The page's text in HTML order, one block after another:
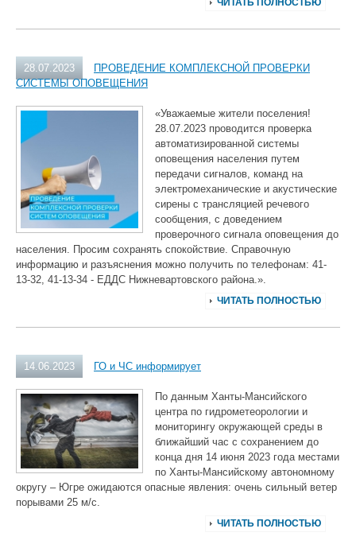
ЧИТАТЬ ПОЛНОСТЬЮ
28.07.2023
ПРОВЕДЕНИЕ КОМПЛЕКСНОЙ ПРОВЕРКИ
СИСТЕМЫ ОПОВЕЩЕНИЯ
«Уважаемые жители поселения!
28.07.2023 проводится проверка
автоматизированной системы
оповещения населения путем
передачи сигналов, команд на
электромеханические и акустические
сирены с трансляцией речевого
сообщения, с доведением
проверочного сигнала оповещения до
населения. Просим сохранять спокойствие. Справочную
информацию и разъяснения можно получить по телефонам: 41-
13-32, 41-13-34 - ЕДДС Нижневартовского района.».
ЧИТАТЬ ПОЛНОСТЬЮ
14.06.2023 ГО и ЧС информирует
По данным Ханты-Мансийского
центра по гидрометеорологии и
мониторингу окружающей среды в
ближайший час с сохранением до
конца дня 14 июня 2023 года местами
по Ханты-Мансийскому автономному
округу – Югре ожидаются опасные явления: очень сильный ветер
порывами 25 м/с.
ЧИТАТЬ ПОЛНОСТЬЮ